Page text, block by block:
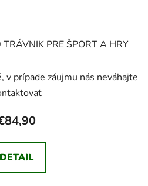
PRE ŠPORT A HRY
prípade záujmu nás neváhajte
DETAIL